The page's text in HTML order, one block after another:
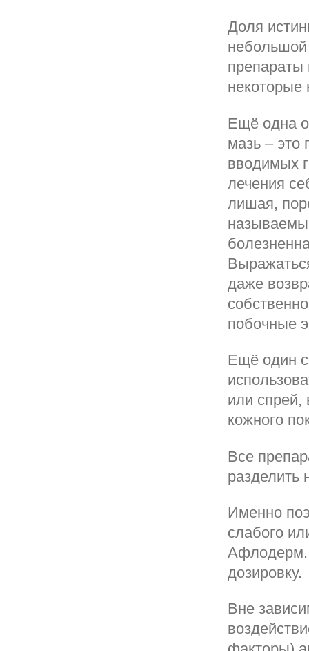
Доля
небольшой
препараты
некоторые
Ещё одна
мазь – это
вводимых
лечения
лишая,
даже
побочные
Ещё один
или спрей,
кожного
Все
разделить
Именно
слабого
Афлодерм.
дозировку.
Вне